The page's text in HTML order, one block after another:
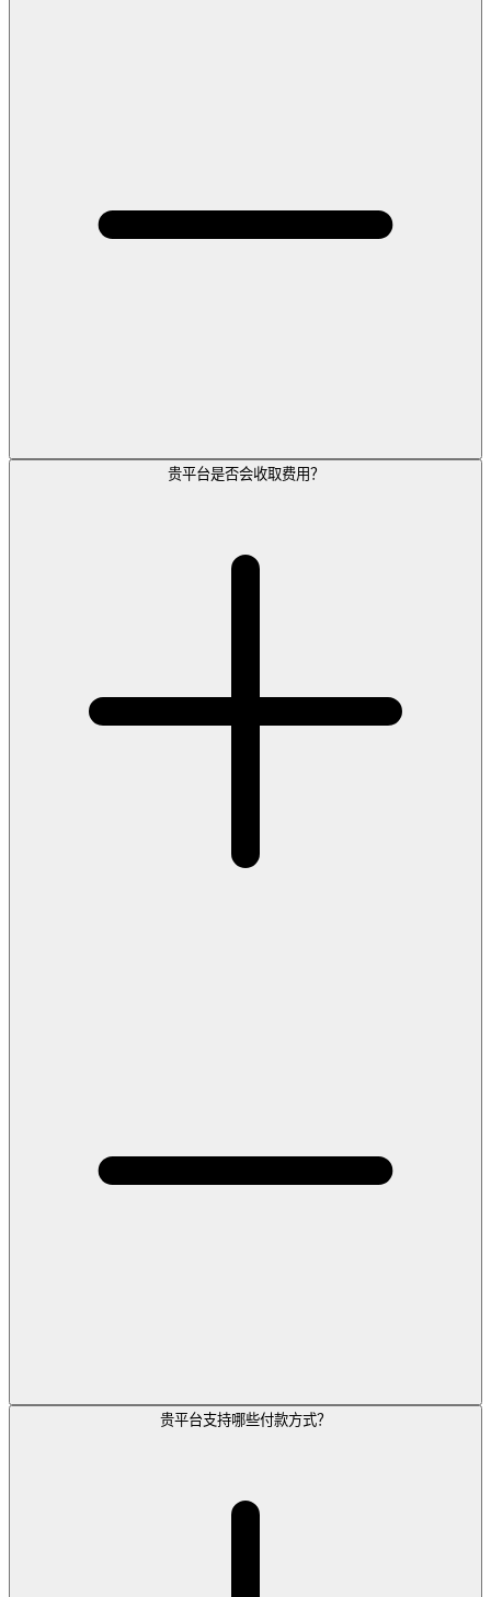
贵平台是否会收取费用？
贵平台支持哪些付款方式？